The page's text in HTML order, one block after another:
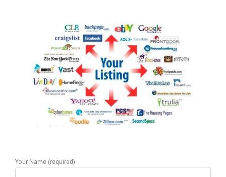
Your Name (required)